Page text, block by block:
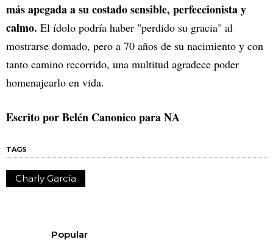
más apegada a su costado sensible, perfeccionista y
calmo. El ídolo podría haber "perdido su gracia" al
mostrarse domado, pero a 70 años de su nacimiento y con
tanto camino recorrido, una multitud agradece poder
homenajearlo en vida.
Escrito por Belén Canonico para NA
TAGS
Charly García
Popular